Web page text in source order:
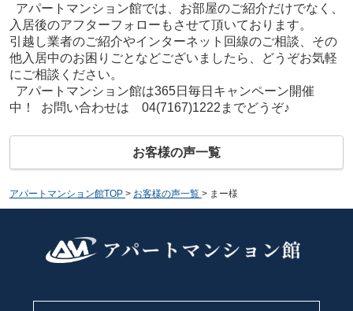
アパートマンション館では、お部屋のご紹介だけでなく、
入居後のアフターフォローもさせて頂いております。
引越し業者のご紹介やインターネット回線のご相談、その
他入居中のお困りごとなどございましたら、どうぞお気軽
にご相談ください。
アパートマンション館は365日毎日キャンペーン開催
中！ お問い合わせは 04(7167)1222までどうぞ♪
お客様の声一覧
アパートマンション館TOP > お客様の声一覧 > まー様